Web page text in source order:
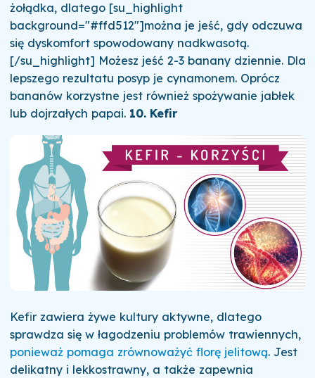
żołądka, dlatego [su_highlight
background="#ffd512"]można je jeść, gdy odczuwa
się dyskomfort spowodowany nadkwasotą.
[/su_highlight] Możesz jeść 2-3 banany dziennie. Dla
lepszego rezultatu posyp je cynamonem. Oprócz
bananów korzystne jest również spożywanie jabłek
lub dojrzałych papai. 10. Kefir
Kefir zawiera żywe kultury aktywne, dlatego
sprawdza się w łagodzeniu problemów trawiennych,
ponieważ pomaga zrównoważyć florę jelitową. Jest
delikatny i lekkostrawny, a także zapewnia